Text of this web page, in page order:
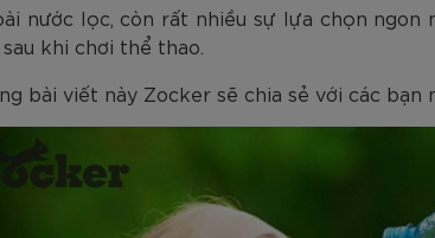
779.000VNĐ
Đen2.890.000 VNĐ
Carbon Xanh Cam
1.690.000 VNĐ
ZK5-AS205
1.690.000 VNĐ
569.000VNĐ
nước lọc, còn rất nhiều sự lựa chọn
khi chơi thể thao.
bài viết này Zocker sẽ chia sẻ với các bạn